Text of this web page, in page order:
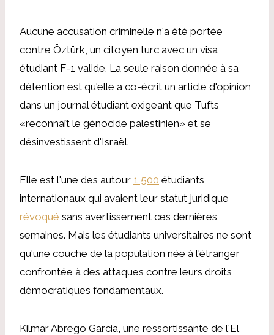
Aucune accusation criminelle n'a été portée
contre Öztürk, un citoyen turc avec un visa
étudiant F-1 valide. La seule raison donnée à sa
détention est qu'elle a co-écrit un article d'opinion
dans un journal étudiant exigeant que Tufts
«reconnaît le génocide palestinien» et se
désinvestissent d'Israël.
Elle est l'une des autour 1 500 étudiants
internationaux qui avaient leur statut juridique
révoqué sans avertissement ces dernières
semaines. Mais les étudiants universitaires ne sont
qu'une couche de la population née à l'étranger
confrontée à des attaques contre leurs droits
démocratiques fondamentaux.
Kilmar Abrego Garcia, une ressortissante de l'El